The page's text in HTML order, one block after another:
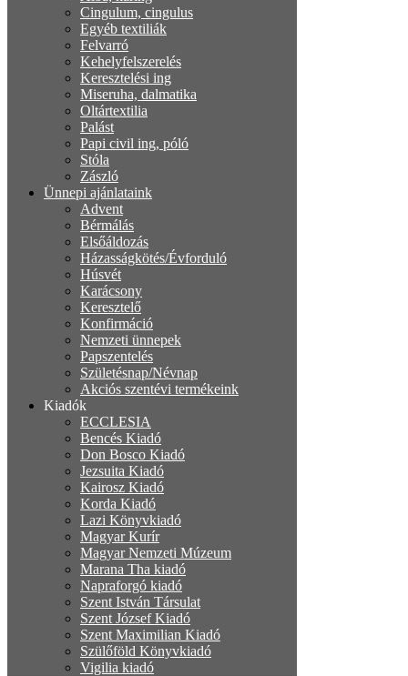
Cingulum, cingulus
Egyéb textiliák
Felvarró
Kehelyfelszerelés
Keresztelési ing
Miseruha, dalmatika
Oltártextilia
Palást
Papi civil ing, póló
Stóla
Zászló
Ünnepi ajánlataink
Advent
Bérmálás
Elsőáldozás
Házasságkötés/Évforduló
Húsvét
Karácsony
Keresztelő
Konfirmáció
Nemzeti ünnepek
Papszentelés
Születésnap/Névnap
Akciós szentévi termékeink
Kiadók
ECCLESIA
Bencés Kiadó
Don Bosco Kiadó
Jezsuita Kiadó
Kairosz Kiadó
Korda Kiadó
Lazi Könyvkiadó
Magyar Kurír
Magyar Nemzeti Múzeum
Marana Tha kiadó
Napraforgó kiadó
Szent István Társulat
Szent József Kiadó
Szent Maximilian Kiadó
Szülőföld Könyvkiadó
Vigilia kiadó